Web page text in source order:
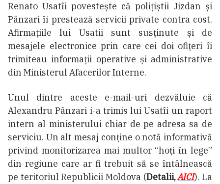
Renato Usatîi povestește că polițiștii Jizdan și
Pânzari îi prestează servicii private contra cost.
Afirmațiile lui Usatii sunt susținute și de
mesajele electronice prin care cei doi ofițeri îi
trimiteau informații operative și administrative
din Ministerul Afacerilor Interne.
Unul dintre aceste e-mail-uri dezvăluie că
Alexandru Pânzari i-a trimis lui Usatîi un raport
intern al ministerului chiar de pe adresa sa de
serviciu. Un alt mesaj conține o notă informativă
privind monitorizarea mai multor “hoți în lege”
din regiune care ar fi trebuit să se întâlnească
pe teritoriul Republicii Moldova (Detalii,AICI). La